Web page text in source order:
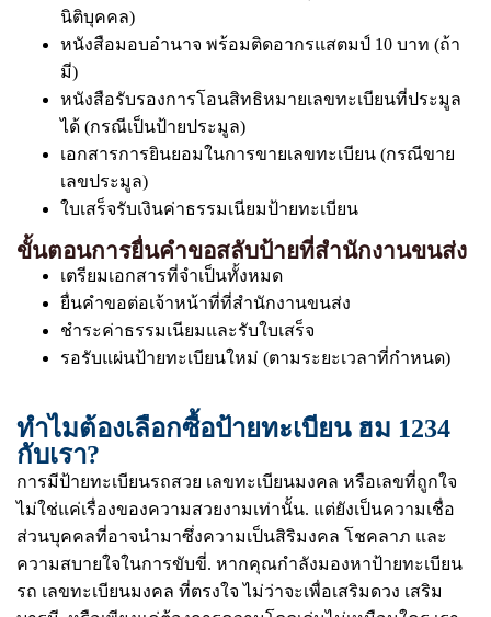
นิติบุคคล)
หนังสือมอบอำนาจ พร้อมติดอากรแสตมป์ 10 บาท (ถ้า
มี)
หนังสือรับรองการโอนสิทธิหมายเลขทะเบียนที่ประมูล
ได้ (กรณีเป็นป้ายประมูล)
เอกสารการยินยอมในการขายเลขทะเบียน (กรณีขาย
เลขประมูล)
ใบเสร็จรับเงินค่าธรรมเนียมป้ายทะเบียน
ขั้นตอนการยื่นคำขอสลับป้ายที่สำนักงานขนส่ง
เตรียมเอกสารที่จำเป็นทั้งหมด
ยื่นคำขอต่อเจ้าหน้าที่ที่สำนักงานขนส่ง
ชำระค่าธรรมเนียมและรับใบเสร็จ
รอรับแผ่นป้ายทะเบียนใหม่ (ตามระยะเวลาที่กำหนด)
ทำไมต้องเลือกซื้อป้ายทะเบียน ฮม 1234
กับเรา?
การมีป้ายทะเบียนรถสวย เลขทะเบียนมงคล หรือเลขที่ถูกใจ
ไม่ใช่แค่เรื่องของความสวยงามเท่านั้น. แต่ยังเป็นความเชื่อ
ส่วนบุคคลที่อาจนำมาซึ่งความเป็นสิริมงคล โชคลาภ และ
ความสบายใจในการขับขี่. หากคุณกำลังมองหาป้ายทะเบียน
รถ เลขทะเบียนมงคล ที่ตรงใจ ไม่ว่าจะเพื่อเสริมดวง เสริม